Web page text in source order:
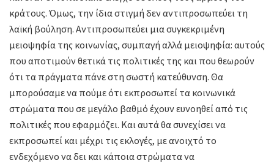
κράτους. Όμως, την ίδια στιγμή δεν αντιπροσωπεύει τη
λαϊκή βούληση. Αντιπροσωπεύει μια συγκεκριμένη
μειοψηφία της κοινωνίας, συμπαγή αλλά μειοψηφία: αυτούς
που αποτιμούν θετικά τις πολιτικές της και που θεωρούν
ότι τα πράγματα πάνε στη σωστή κατεύθυνση. Θα
μπορούσαμε να πούμε ότι εκπροσωπεί τα κοινωνικά
στρώματα που σε μεγάλο βαθμό έχουν ευνοηθεί από τις
πολιτικές που εφαρμόζει. Και αυτά θα συνεχίσει να
εκπροσωπεί και μέχρι τις εκλογές, με ανοιχτό το
ενδεχόμενο να δει και κάποια στρώματα να